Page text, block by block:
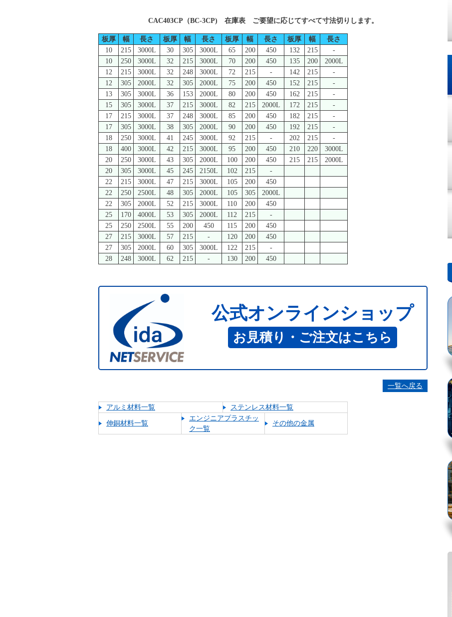
CAC403CP（BC-3CP) 在庫表 ご要望に応じてすべて寸法切りします。
板厚 幅 長さ 板厚 幅 長さ 板厚 幅 長さ 板厚 幅
長さ
10
215 3000L 30 305 3000L 65 200 450 132 215
-
10
250 3000L 32 215 3000L 70 200 450 135 200
2000L
12
215 3000L 32 248 3000L 72 215 - 142 215
-
12
305 2000L 32 305 2000L 75 200 450 152 215
-
13
305 3000L 36 153 2000L 80 200 450 162 215
-
15
305 3000L 37 215 3000L 82 215 2000L 172 215
-
17
215 3000L 37 248 3000L 85 200 450 182 215
-
17
305 3000L 38 305 2000L 90 200 450 192 215
-
18
250 3000L 41 245 3000L 92 215 - 202 215
-
18
400 3000L 42 215 3000L 95 200 450 210 220
3000L
20
250 3000L 43 305 2000L 100 200 450 215 215
2000L
20
305 3000L 45 245 2150L 102 215
-
22
215 3000L 47 215 3000L 105 200
450
22
250 2500L 48 305 2000L 105 305
2000L
22
305 2000L 52 215 3000L 110 200
450
25
170 4000L 53 305 2000L 112 215
-
25
250 2500L 55 200 450 115 200
450
27
215 3000L 57 215 - 120 200
450
27
305 2000L 60 305 3000L 122 215
-
28
248 3000L 62 215 - 130 200 450
公式オンラインショップ
お見積り・ご注文はこちら
一覧へ戻る
アルミ材料一覧 ステンレス材料一覧
伸銅材料一覧
エンジニアプラスチッ
ク一覧
その他の金属